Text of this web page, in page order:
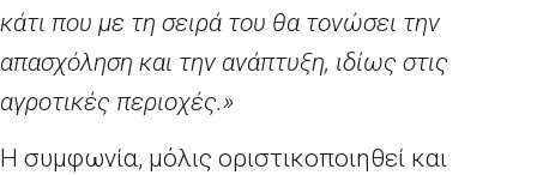
κάτι που με τη σειρά του θα τονώσει την
απασχόληση και την ανάπτυξη, ιδίως στις
αγροτικές περιοχές.»
Η συμφωνία, μόλις οριστικοποιηθεί και